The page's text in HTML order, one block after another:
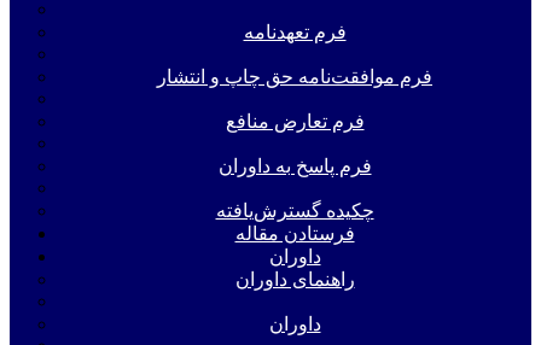
فرم تعهدنامه
فرم موافقت‌نامه حق چاپ و انتشار
فرم تعارض منافع
فرم پاسخ به داوران
چکیده گسترش‌یافته
فرستادن مقاله
داوران
راهنمای داوران
داوران